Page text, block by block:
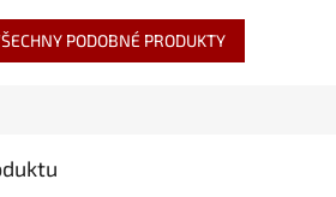
PODOBNÉ PRODUKTY